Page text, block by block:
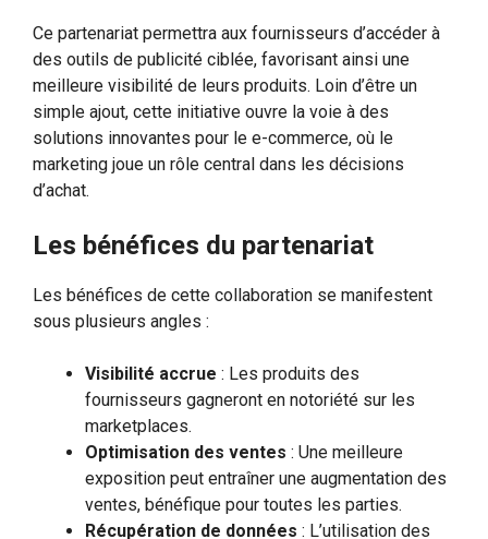
Ce partenariat permettra aux fournisseurs d’accéder à
des outils de publicité ciblée, favorisant ainsi une
meilleure visibilité de leurs produits. Loin d’être un
simple ajout, cette initiative ouvre la voie à des
solutions innovantes pour le e-commerce, où le
marketing joue un rôle central dans les décisions
d’achat.
Les bénéfices du partenariat
Les bénéfices de cette collaboration se manifestent
sous plusieurs angles :
Visibilité accrue : Les produits des
fournisseurs gagneront en notoriété sur les
marketplaces.
Optimisation des ventes : Une meilleure
exposition peut entraîner une augmentation des
ventes, bénéfique pour toutes les parties.
Récupération de données : L’utilisation des